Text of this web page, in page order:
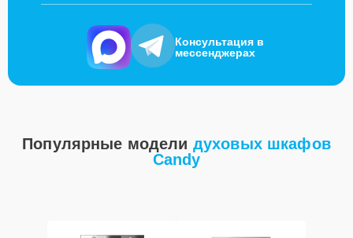
Консультация в
мессенджерах
Популярные модели духовых шкафов
Candy